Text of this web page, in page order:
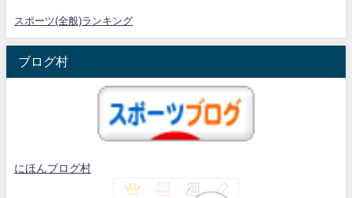
スポーツ(全般)ランキング
ブログ村
にほんブログ村